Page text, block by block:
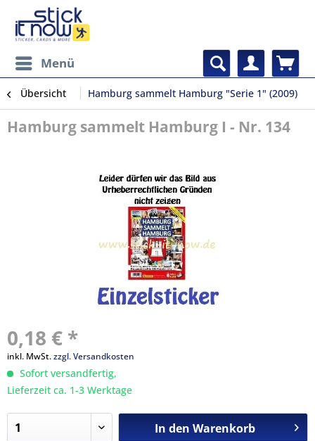
Menü
Übersicht Hamburg sammelt Hamburg "Serie 1" (2009)
Hamburg sammelt Hamburg I - Nr. 134
0,18 € *
inkl. MwSt.zzgl. Versandkosten
Sofort versandfertig,
Lieferzeit ca. 1-3 Werktage
In den Warenkorb